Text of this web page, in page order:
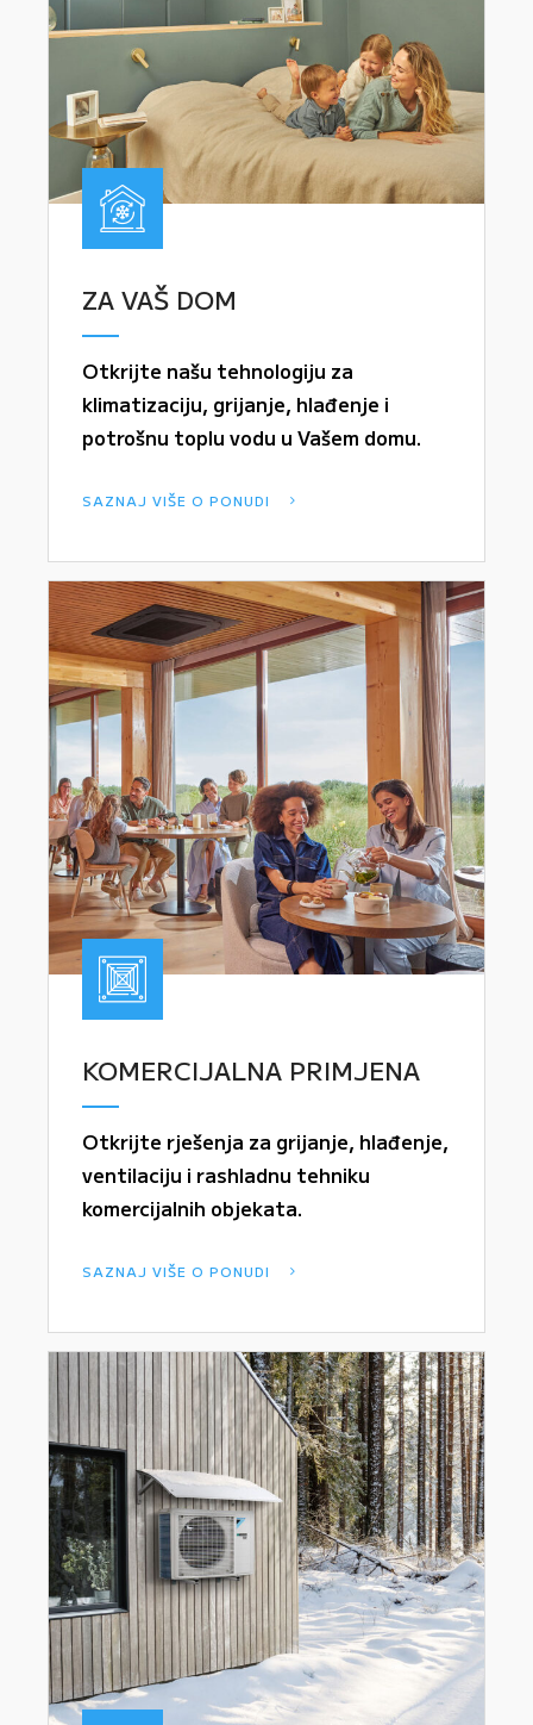
ZA VAŠ DOM
Otkrijte našu tehnologiju za
klimatizaciju, grijanje, hlađenje i
potrošnu toplu vodu u Vašem domu.
SAZNAJ VIŠE O PONUDI
KOMERCIJALNA PRIMJENA
Otkrijte rješenja za grijanje, hlađenje,
ventilaciju i rashladnu tehniku
komercijalnih objekata.
SAZNAJ VIŠE O PONUDI